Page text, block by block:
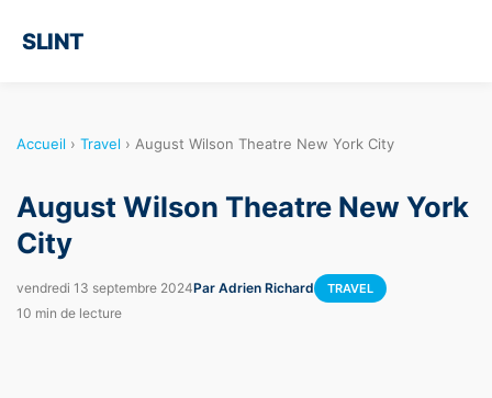
SLINT
Accueil › Travel › August Wilson Theatre New York City
August Wilson Theatre New York
City
vendredi 13 septembre 2024Par Adrien Richard TRAVEL
10 min de lecture